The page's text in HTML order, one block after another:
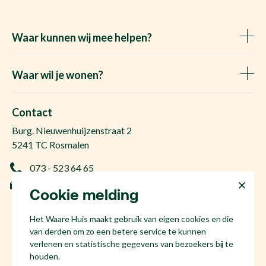
Cookie melding
Het Waare Huis maakt gebruik van eigen cookies en die
van derden om zo een betere service te kunnen
verlenen en statistische gegevens van bezoekers bij te
houden.
Waar kunnen wij mee helpen?
Het Waare Huis zoekt
Gratis woningwaarde
Vraag de kosten op
Ervaringen
Taxatie
Waar wil je wonen?
Makelaar Den Bosch
Huis kopen Nuland
Huis kopen Berlicum
Huis kopen Vinkel
Huis kopen Kruisstraat
Huis kopen Rosmalen
Huis verkopen Den Bosch
Contact
Burg. Nieuwenhuijzenstraat 2
5241 TC Rosmalen
073 - 523 64 65
NL81 53.60.447.B01